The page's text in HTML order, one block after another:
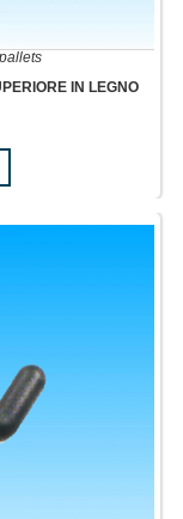
IN LEGNO